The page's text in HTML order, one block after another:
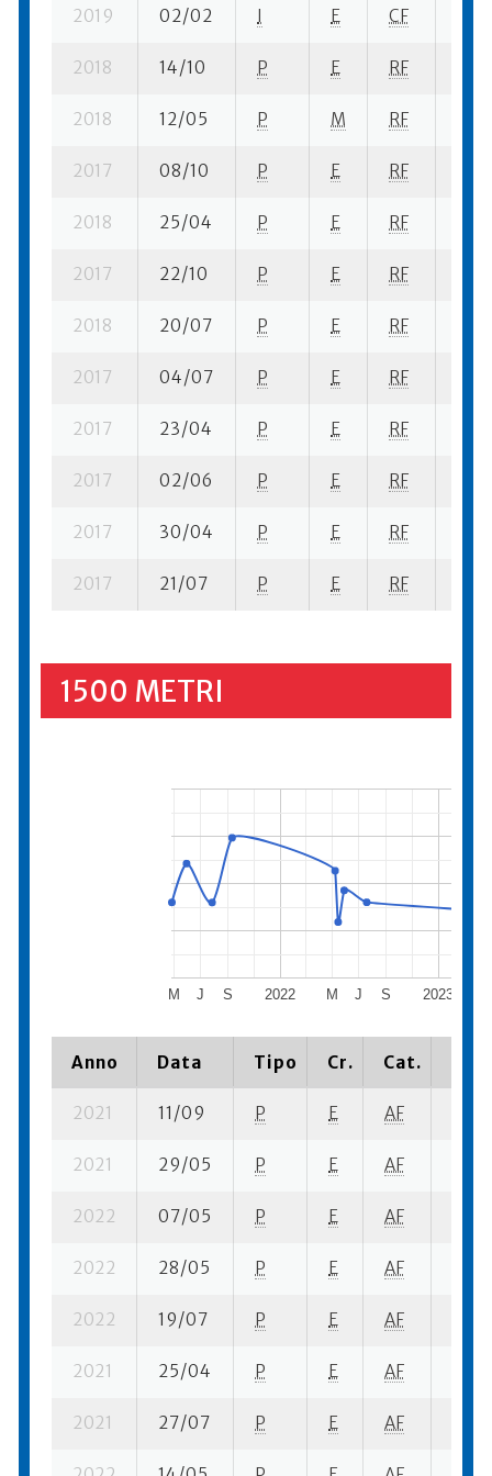
2019 02/02 I E CF
2018 14/10 P E RF
2018 12/05 P M RF
2017 08/10 P E RF
2018 25/04 P E RF
2017 22/10 P E RF
2018 20/07 P E RF
2017 04/07 P E RF
2017 23/04 P E RF
2017 02/06 P E RF
2017 30/04 P E RF
2017 21/07 P E RF
1500 METRI
2022 2023
M J S M J S
Anno Data Tipo Cr. Cat.
2021 11/09 P E AF
2021 29/05 P E AF
2022 07/05 P E AF
2022 28/05 P E AF
2022 19/07 P E AF
2021 25/04 P E AF
2021 27/07 P E AF